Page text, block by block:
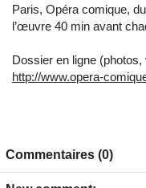
Paris, Opéra comique,
l’œuvre 40 min avant
Dossier en ligne
http://www.opera-
Commentaires (0)